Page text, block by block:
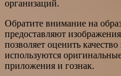
организаций.
Обратите внимание на
предоставляют
позволяет оценить
используются
приложения и гознак.